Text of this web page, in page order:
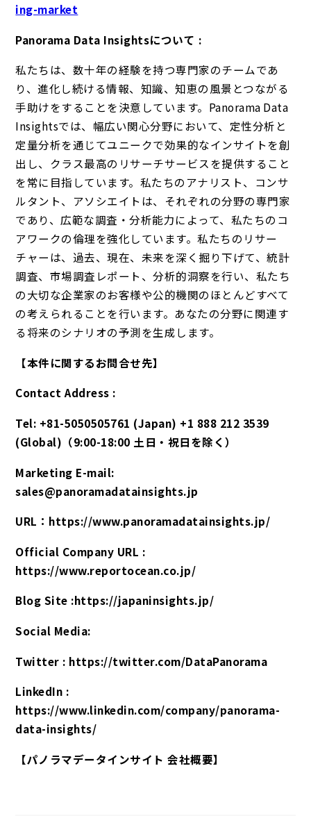
ing-market
Panorama Data Insightsについて :
私たちは、数十年の経験を持つ専門家のチームであ
り、進化し続ける情報、知識、知恵の風景とつながる
手助けをすることを決意しています。Panorama Data
Insightsでは、幅広い関心分野において、定性分析と
定量分析を通じてユニークで効果的なインサイトを創
出し、クラス最高のリサーチサービスを提供すること
を常に目指しています。私たちのアナリスト、コンサ
ルタント、アソシエイトは、それぞれの分野の専門家
であり、広範な調査・分析能力によって、私たちのコ
アワークの倫理を強化しています。私たちのリサー
チャーは、過去、現在、未来を深く掘り下げて、統計
調査、市場調査レポート、分析的洞察を行い、私たち
の大切な企業家のお客様や公的機関のほとんどすべて
の考えられることを行います。あなたの分野に関連す
る将来のシナリオの予測を生成します。
【本件に関するお問合せ先】
Contact Address :
Tel: +81-5050505761 (Japan) +1 888 212 3539
(Global)（9:00-18:00 土日・祝日を除く）
Marketing E-mail:
sales@panoramadatainsights.jp
URL：https://www.panoramadatainsights.jp/
Official Company URL :
https://www.reportocean.co.jp/
Blog Site :https://japaninsights.jp/
Social Media:
Twitter : https://twitter.com/DataPanorama
LinkedIn :
https://www.linkedin.com/company/panorama-
data-insights/
【パノラマデータインサイト 会社概要】